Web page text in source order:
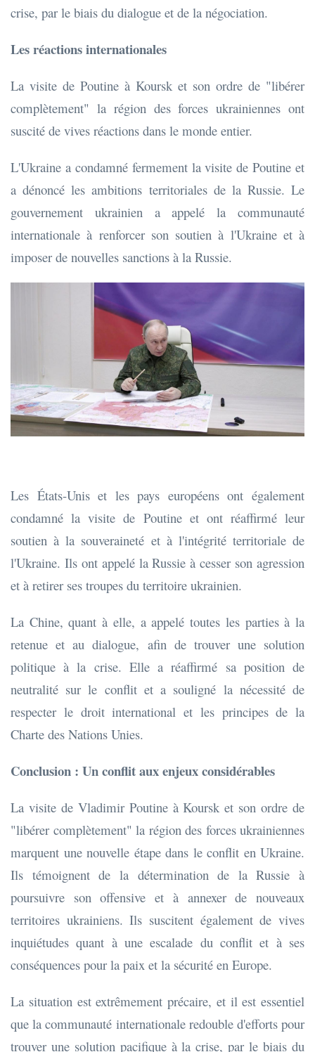
crise, par le biais du dialogue et de la négociation.
Les réactions internationales
La visite de Poutine à Koursk et son ordre de "libérer
complètement" la région des forces ukrainiennes ont
suscité de vives réactions dans le monde entier.
L'Ukraine a condamné fermement la visite de Poutine et
a dénoncé les ambitions territoriales de la Russie. Le
gouvernement ukrainien a appelé la communauté
internationale à renforcer son soutien à l'Ukraine et à
imposer de nouvelles sanctions à la Russie.
Les États-Unis et les pays européens ont également
condamné la visite de Poutine et ont réaffirmé leur
soutien à la souveraineté et à l'intégrité territoriale de
l'Ukraine. Ils ont appelé la Russie à cesser son agression
et à retirer ses troupes du territoire ukrainien.
La Chine, quant à elle, a appelé toutes les parties à la
retenue et au dialogue, afin de trouver une solution
politique à la crise. Elle a réaffirmé sa position de
neutralité sur le conflit et a souligné la nécessité de
respecter le droit international et les principes de la
Charte des Nations Unies.
Conclusion : Un conflit aux enjeux considérables
La visite de Vladimir Poutine à Koursk et son ordre de
"libérer complètement" la région des forces ukrainiennes
marquent une nouvelle étape dans le conflit en Ukraine.
Ils témoignent de la détermination de la Russie à
poursuivre son offensive et à annexer de nouveaux
territoires ukrainiens. Ils suscitent également de vives
inquiétudes quant à une escalade du conflit et à ses
conséquences pour la paix et la sécurité en Europe.
La situation est extrêmement précaire, et il est essentiel
que la communauté internationale redouble d'efforts pour
trouver une solution pacifique à la crise, par le biais du